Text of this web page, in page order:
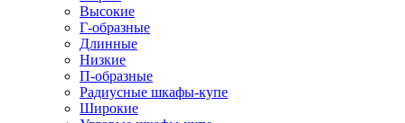
Высокие
Г-образные
Длинные
Низкие
П-образные
Радиусные шкафы-купе
Широкие